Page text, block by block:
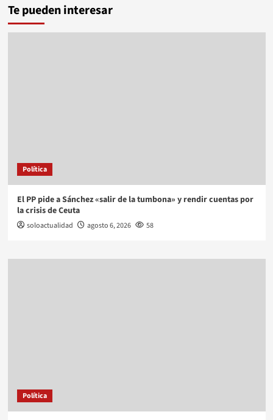
Te pueden interesar
Política
El PP pide a Sánchez «salir de la tumbona» y rendir cuentas por
la crisis de Ceuta
soloactualidad agosto 6, 2026 58
Política